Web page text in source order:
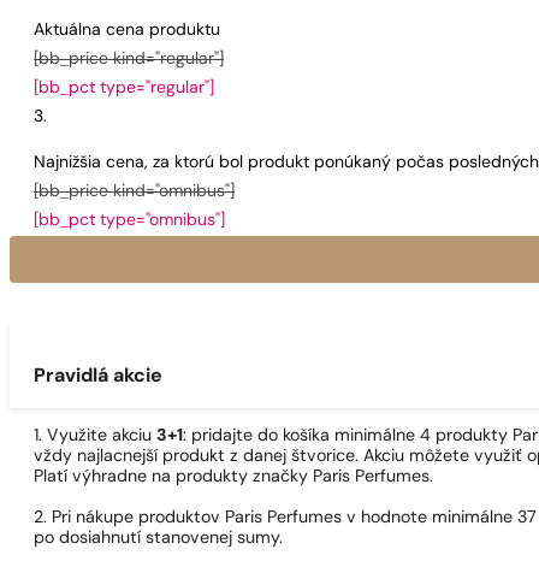
Aktuálna cena produktu
[bb_price kind="regular"]
[bb_pct type="regular"]
Najnižšia cena, za ktorú bol produkt ponúkaný počas
[bb_price kind="omnibus"]
[bb_pct type="omnibus"]
Pravidlá akcie
1. Využite akciu 3+1: pridajte do košíka minimálne 4 produkty
vždy najlacnejší produkt z danej štvorice. Akciu môžete využiť
Platí výhradne na produkty značky Paris Perfumes.
2. Pri nákupe produktov Paris Perfumes v hodnote minimálne
po dosiahnutí stanovenej sumy.